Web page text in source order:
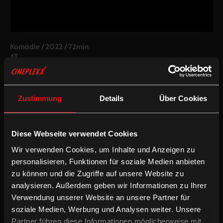
Zustimmung Details Über Cookies
Diese Webseite verwendet Cookies
Wir verwenden Cookies, um Inhalte und Anzeigen zu
personalisieren, Funktionen für soziale Medien anbieten
zu können und die Zugriffe auf unsere Website zu
analysieren. Außerdem geben wir Informationen zu Ihrer
Verwendung unserer Website an unsere Partner für
soziale Medien, Werbung und Analysen weiter. Unsere
Partner führen diese Informationen möglicherweise mit
Komödie / 2022 / 72min
AT
Regie:Daniel Simair
Drehbuch:Daniel Simair
Kamera:Florian Köppl
Besetzung:Klaus Tauber,Andrea Nitsche,Sebastian
Fassung:Deutsche OV (optional mit dt oder enUT)
Englische UT
Walter isst nichts. Nichts außer Licht. Seit über 20 Jahren hat er
keine Nahrung mehr zu sich genommen. Er lebt von der reinen
Energie des Lichtes. Ein Kamerateam begleitet Walter durch
seinen Alltag. Isst und trinkt er wirklich niemals?